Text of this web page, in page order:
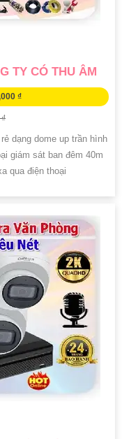
TY CÓ THU ÂM
₫
dạng dome up trần hình
giám sát ban đêm 40m
qua điện thoại